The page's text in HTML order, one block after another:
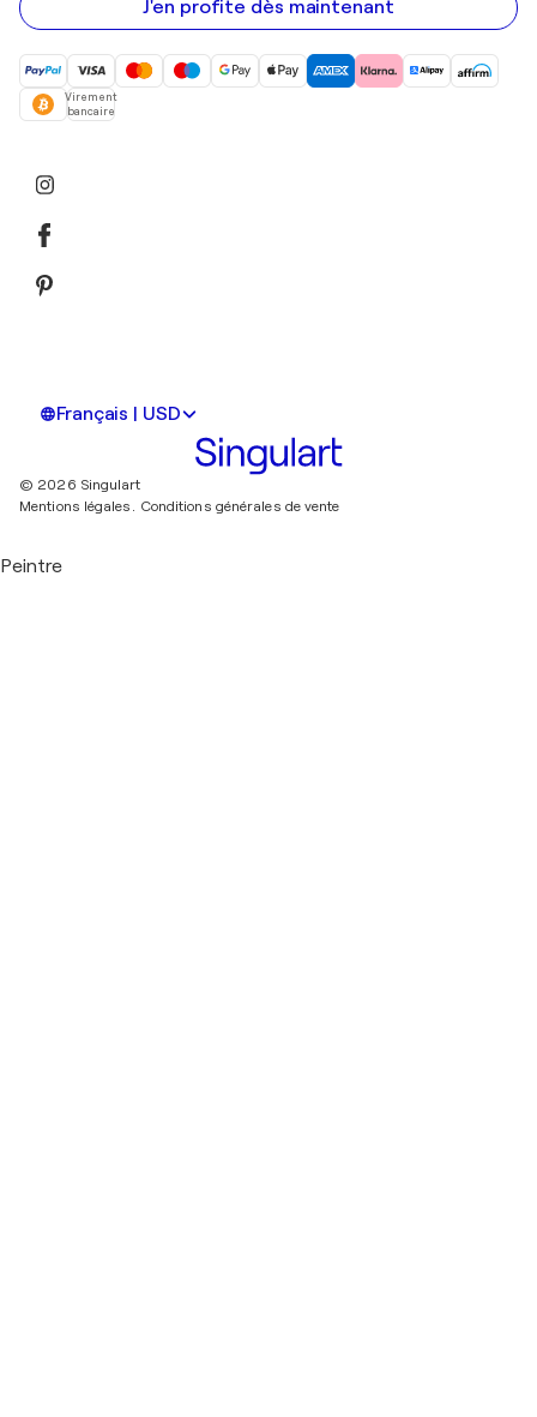
mail
J'en profite dès maintenant
Virement
bancaire
Français | USD
© 2026 Singulart
Mentions légales.
Conditions générales de vente
Peintre